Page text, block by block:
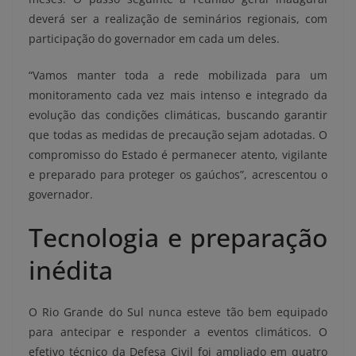
deverá ser a realização de seminários regionais, com
participação do governador em cada um deles.
“Vamos manter toda a rede mobilizada para um
monitoramento cada vez mais intenso e integrado da
evolução das condições climáticas, buscando garantir
que todas as medidas de precaução sejam adotadas. O
compromisso do Estado é permanecer atento, vigilante
e preparado para proteger os gaúchos”, acrescentou o
governador.
Tecnologia e preparação
inédita
O Rio Grande do Sul nunca esteve tão bem equipado
para antecipar e responder a eventos climáticos. O
efetivo técnico da Defesa Civil foi ampliado em quatro